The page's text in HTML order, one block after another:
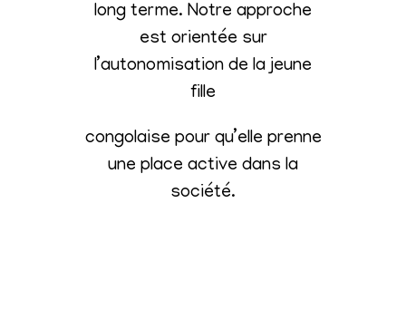
long terme. Notre approche
est orientée sur
l’autonomisation de la jeune
fille
congolaise pour qu’elle prenne
une place active dans la
société.